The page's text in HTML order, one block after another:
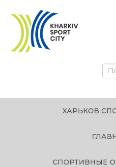
ХАРЬКОВ
СПОРТИВНЫЕ